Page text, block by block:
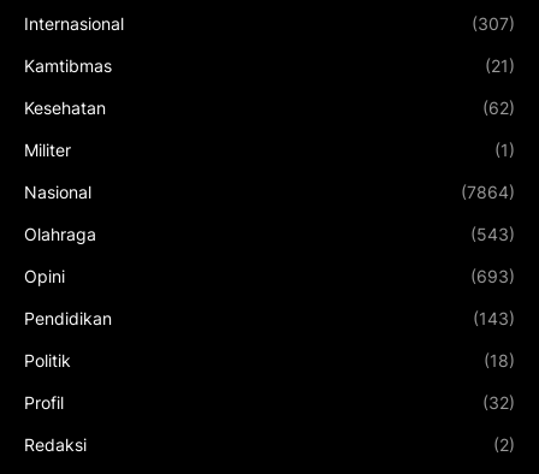
Internasional (307)
Kamtibmas (21)
Kesehatan (62)
Militer (1)
Nasional (7864)
Olahraga (543)
Opini (693)
Pendidikan (143)
Politik (18)
Profil (32)
Redaksi (2)